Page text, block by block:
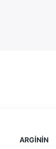
ARGININ